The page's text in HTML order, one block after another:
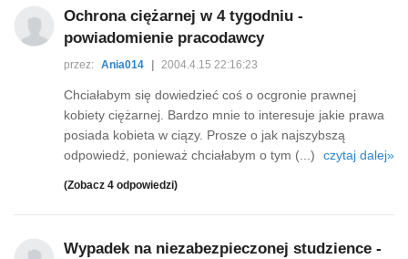
Ochrona ciężarnej w 4 tygodniu -
powiadomienie pracodawcy
przez: Ania014 2004.4.15 22:16:23
Chciałabym się dowiedzieć coś o ocgronie prawnej
kobiety ciężarnej. Bardzo mnie to interesuje jakie prawa
posiada kobieta w ciązy. Prosze o jak najszybszą
odpowiedź, ponieważ chciałabym o tym (...)
czytaj dalej»
(Zobacz 4 odpowiedzi)
Wypadek na niezabezpieczonej studzience -